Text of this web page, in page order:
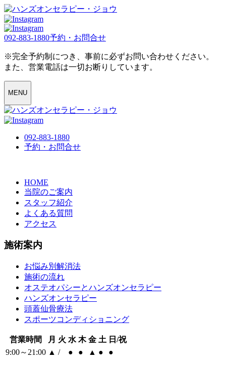
092-883-1880予約・お問合せ
※完全予約制につき、事前に必ずお問い合わせください。
また、営業電話は一切お断りしています。
MENU
092-883-1880
予約・お問合せ
HOME
当院のご案内
スタッフ紹介
よくある質問
アクセス
施術案内
お悩み別解消法
施術の流れ
オステオパシーとハンズオンセラピー
ハンズオンセラピー
頭蓋仙骨療法
スポーツコンディショニング
営業時間 月 火 水 木 金 土 日/祝
9:00～21:00 ▲ / ● ● ▲ ● ●